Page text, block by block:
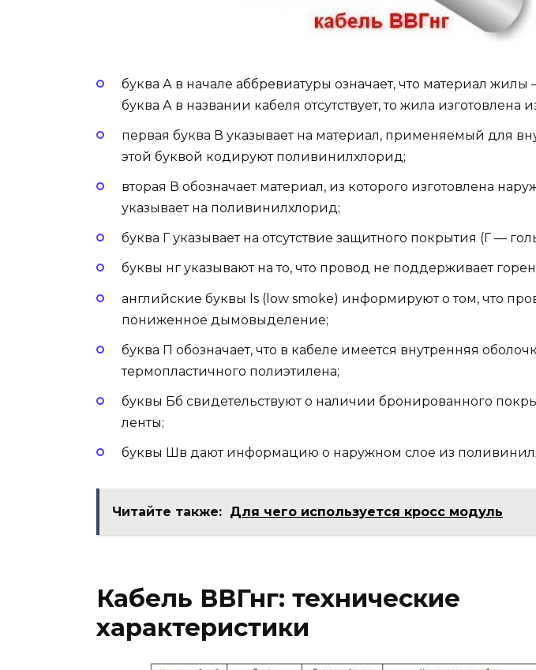
буква А в начале аббревиатуры означает, что материал
буква А в названии кабеля отсутствует, то жила изготовлена
первая буква В указывает на материал, применяемый для
этой буквой кодируют поливинилхлорид;
вторая В обозначает материал, из которого изготовлена
указывает на поливинилхлорид;
буква Г указывает на отсутствие защитного покрытия (Г —
буквы нг указывают на то, что провод не поддерживает
английские буквы ls (low smoke) информируют о том, что
пониженное дымовыделение;
буква П обозначает, что в кабеле имеется внутренняя
термопластичного полиэтилена;
буквы Бб свидетельствуют о наличии бронированного
ленты;
буквы Шв дают информацию о наружном слое из
Читайте также: Для чего используется кросс модуль
Кабель ВВГнг: технические
характеристики